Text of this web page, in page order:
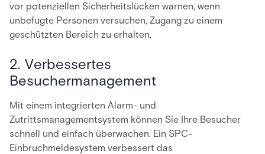
vor potenziellen Sicherheitslücken warnen, wenn
unbefugte Personen versuchen, Zugang zu einem
geschützten Bereich zu erhalten.
2. Verbessertes
Besuchermanagement
Mit einem integrierten Alarm- und
Zutrittsmanagementsystem können Sie Ihre Besucher
schnell und einfach überwachen. Ein SPC-
Einbruchmeldesystem verbessert das